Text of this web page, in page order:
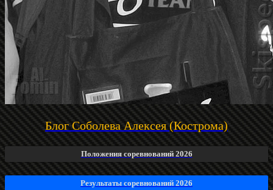
Блог Соболева Алексея (Кострома)
Положения соревнований 2026
Результаты соревнований 2026